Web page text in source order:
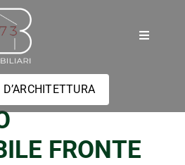
Toggle
FRONTE